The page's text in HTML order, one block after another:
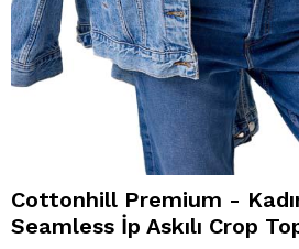
Cottonhill Premium -
Seamless İp Askılı Crop